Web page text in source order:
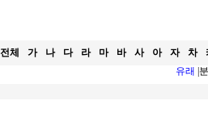
전체 가 나 다 라 마 바 사 아 자 차
유래